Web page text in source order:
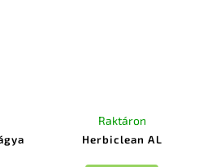
Herbiclean AL
Raktáron